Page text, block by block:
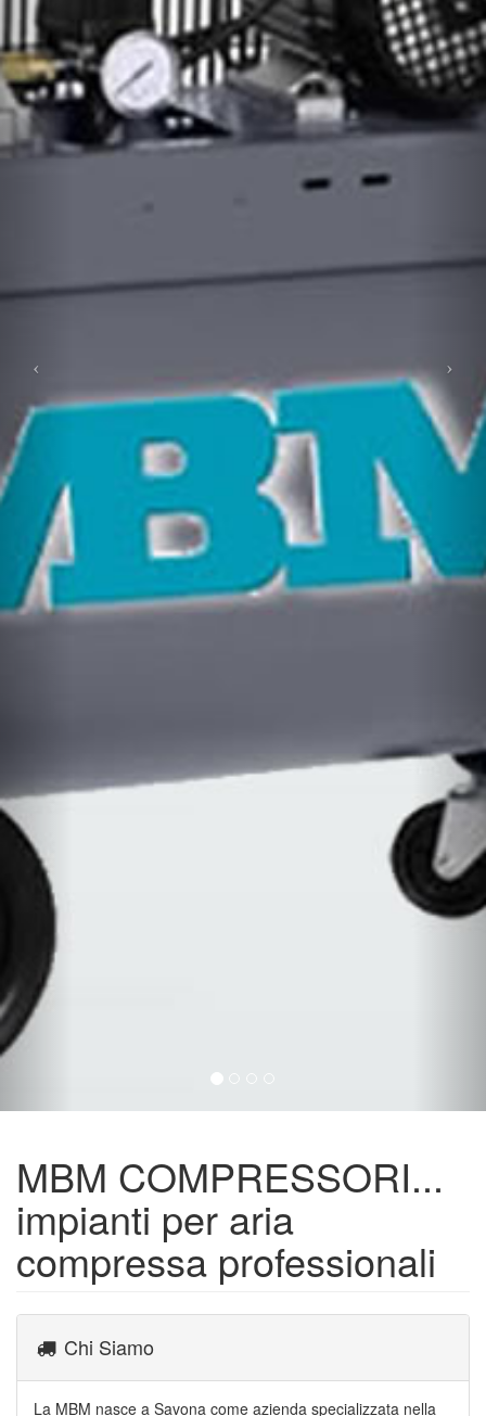
MBM COMPRESSORI...
impianti per aria
compressa professionali
Chi Siamo
La MBM nasce a Savona come azienda specializzata nella